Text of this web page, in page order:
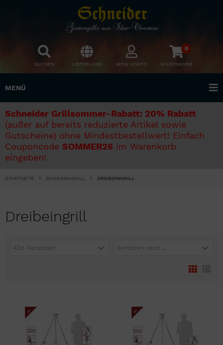
SUCHEN LIEFERLAND MEIN KONTO
0
WARENKORB
MENÜ
Schneider Grillsommer-Rabatt: 20% Rabatt
(außer auf bereits reduzierte Artikel sowie
Gutscheine) ohne Mindestbestellwert! Einfach
Couponcode SOMMER26 im Warenkorb
eingeben!
STARTSEITE SCHWENKGRILL DREIBEINGRILL
Dreibeingrill
Alle Hersteller Sortieren nach ...